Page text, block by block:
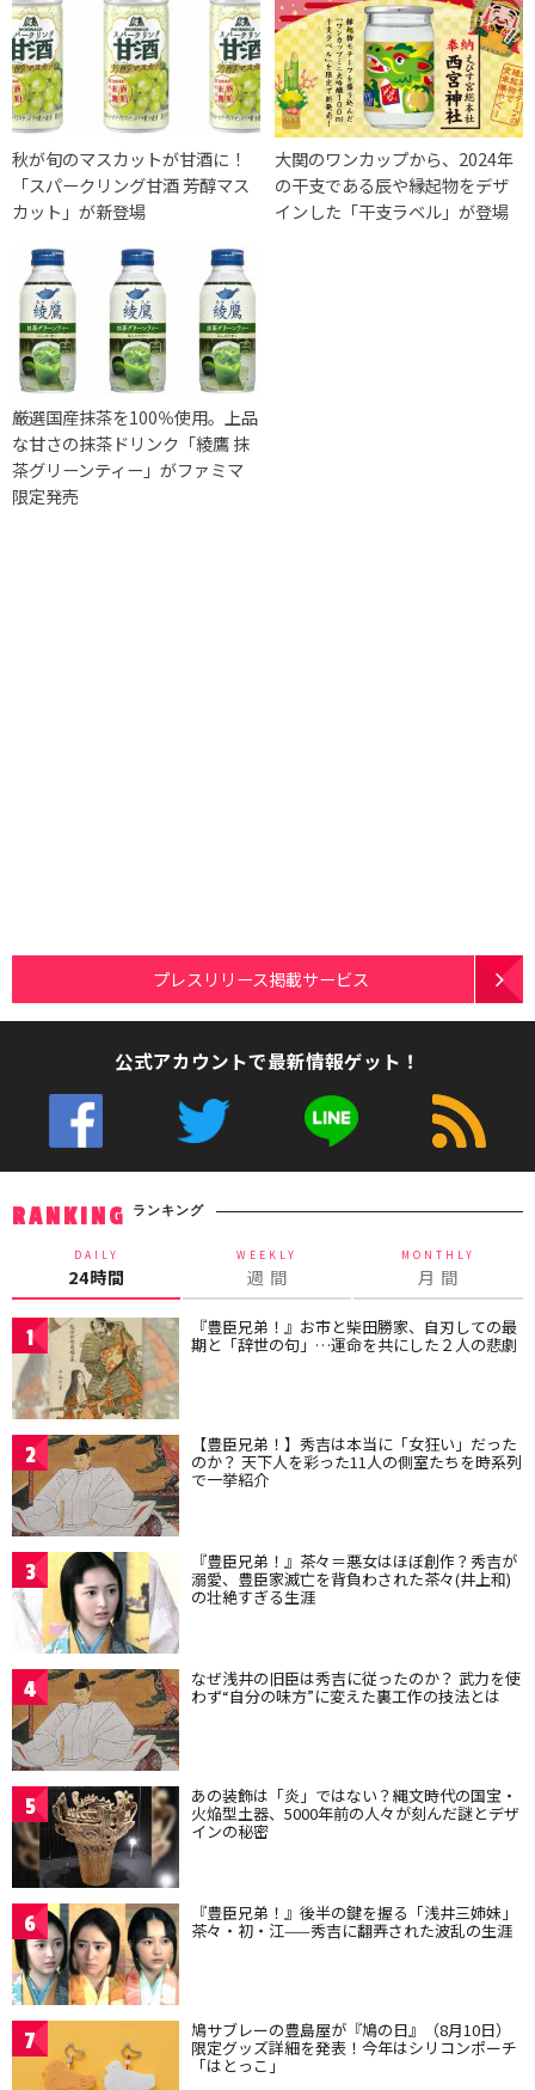
秋が旬のマスカットが甘酒に！
「スパークリング甘酒 芳醇マス
カット」が新登場
大関のワンカップから、2024年
の干支である辰や縁起物をデザ
インした「干支ラベル」が登場
厳選国産抹茶を100％使用。上品
な甘さの抹茶ドリンク「綾鷹 抹
茶グリーンティー」がファミマ
限定発売
プレスリリース掲載サービス
公式アカウントで最新情報ゲット！
RANKING ランキング
DAILY
24時間
WEEKLY
週 間
MONTHLY
月 間
1 『豊臣兄弟！』お市と柴田勝家、自刃しての最
期と「辞世の句」…運命を共にした２人の悲劇
2 【豊臣兄弟！】秀吉は本当に「女狂い」だった
のか？ 天下人を彩った11人の側室たちを時系列
で一挙紹介
3 『豊臣兄弟！』茶々＝悪女はほぼ創作？秀吉が
溺愛、豊臣家滅亡を背負わされた茶々(井上和)
の壮絶すぎる生涯
4 なぜ浅井の旧臣は秀吉に従ったのか？ 武力を使
わず“自分の味方”に変えた裏工作の技法とは
5 あの装飾は「炎」ではない？縄文時代の国宝・
火焔型土器、5000年前の人々が刻んだ謎とデザ
インの秘密
6 『豊臣兄弟！』後半の鍵を握る「浅井三姉妹」
茶々・初・江——秀吉に翻弄された波乱の生涯
7 鳩サブレーの豊島屋が『鳩の日』（8月10日）
限定グッズ詳細を発表！今年はシリコンポーチ
「はとっこ」